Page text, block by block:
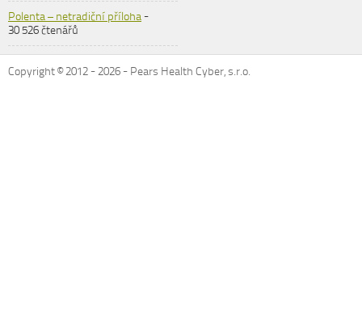
Polenta – netradiční příloha-
30 526 čtenářů
Copyright © 2012 -2026 - Pears Health Cyber, s.r.o.